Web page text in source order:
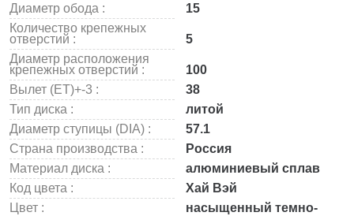
Диаметр обода :
15
Количество крепежных
отверстий :
5
Диаметр расположения
крепежных отверстий :
100
Вылет (ET)+-3 :
38
Тип диска :
литой
Диаметр ступицы (DIA) :
57.1
Страна производства :
Россия
Материал диска :
алюминиевый сплав
Код цвета :
Хай Вэй
Цвет :
насыщенный темно-